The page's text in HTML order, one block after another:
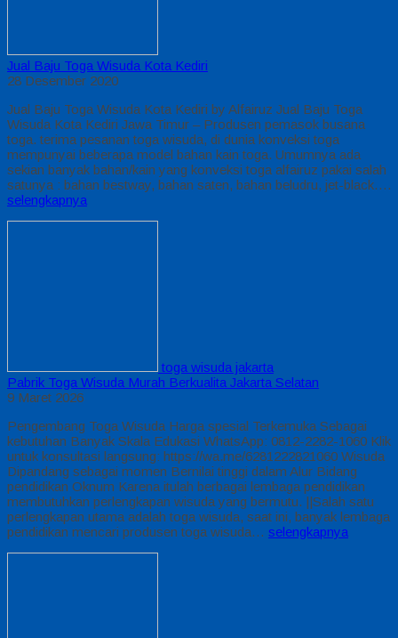
Jual Baju Toga Wisuda Kota Kediri
28 Desember 2020
Jual Baju Toga Wisuda Kota Kediri by Alfairuz Jual Baju Toga
Wisuda Kota Kediri Jawa Timur – Produsen pemasok busana
toga. terima pesanan toga wisuda, di dunia konveksi toga
mempunyai beberapa model bahan kain toga. Umumnya ada
sekian banyak bahan/kain yang konveksi toga alfairuz pakai salah
satunya : bahan bestway, bahan saten, bahan beludru, jet-black….
selengkapnya
toga wisuda jakarta
Pabrik Toga Wisuda Murah Berkualita Jakarta Selatan
9 Maret 2026
Pengembang Toga Wisuda Harga spesial Terkemuka Sebagai
kebutuhan Banyak Skala Edukasi WhatsApp: 0812-2282-1060 Klik
untuk konsultasi langsung: https://wa.me/6281222821060 Wisuda
Dipandang sebagai momen Bernilai tinggi dalam Alur Bidang
pendidikan Oknum Karena itulah berbagai lembaga pendidikan
membutuhkan perlengkapan wisuda yang bermutu. ||Salah satu
perlengkapan utama adalah toga wisuda, saat ini, banyak lembaga
pendidikan mencari produsen toga wisuda… selengkapnya